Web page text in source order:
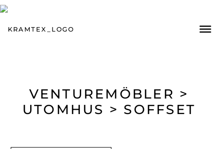
VENTUREMÖBLER >
UTOMHUS > SOFFSET